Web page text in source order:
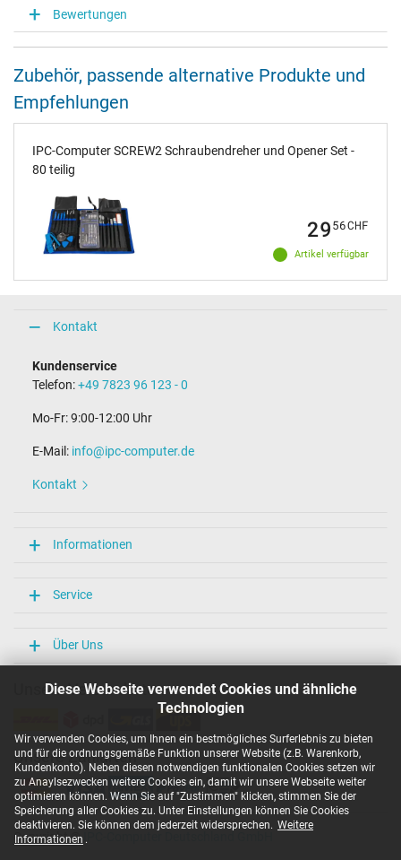
Diese Webseite verwendet Cookies und ähnliche
Technologien
Wir verwenden Cookies, um Ihnen ein bestmögliches Surferlebnis zu bieten
und für die ordnungsgemäße Funktion unserer Website (z.B. Warenkorb,
Kundenkonto). Neben diesen notwendigen funktionalen Cookies setzen wir
zu Anaylsezwecken weitere Cookies ein, damit wir unsere Webseite weiter
optimieren können. Wenn Sie auf "Zustimmen" klicken, stimmen Sie der
Speicherung aller Cookies zu. Unter Einstellungen können Sie Cookies
deaktivieren. Sie können dem jederzeit widersprechen. Weitere
Informationen .
Bewertungen
Zubehör, passende alternative Produkte und
Empfehlungen
IPC-Computer SCREW2 Schraubendreher und Opener Set -
80 teilig
Artikel verfügbar
2956CHF
Kontakt
Kundenservice
Telefon:+49 7823 96 123 - 0
Mo-Fr: 9:00-12:00 Uhr
E-Mail: info@ipc-computer.de
Kontakt
Informationen
Service
Über Uns
Unsere Versandarten
Unsere Zahlarten
Copyright ©